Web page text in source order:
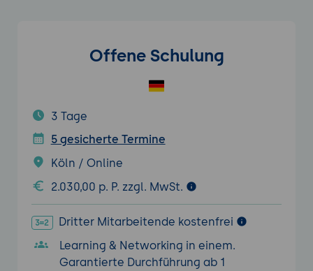
Offene Schulung
3 Tage
5 gesicherte Termine
Köln / Online
2.030,00 p. P. zzgl. MwSt.
Dritter Mitarbeitende kostenfrei
Learning & Networking in einem.
Garantierte Durchführung ab 1